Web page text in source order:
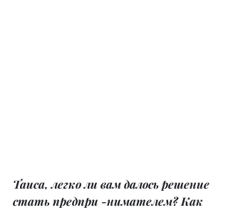
Таиса, легко ли вам далось решение
стать предпри -нимателем? Как